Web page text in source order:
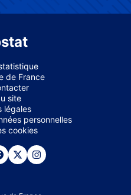
de France
site
légales
personnelles
cookies